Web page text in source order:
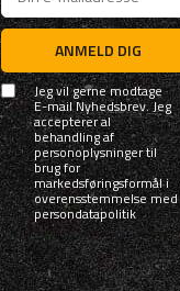
ANMELD DIG
Jeg vil gerne modtage
E-mail Nyhedsbrev. Jeg
accepterer al
behandling af
personoplysninger til
brug for
markedsføringsformål i
overensstemmelse med
persondatapolitik